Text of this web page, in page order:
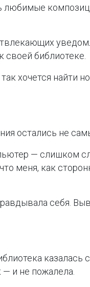
любимые
своей библиотеке.
хочется найти
остались не
— слишком
меня, как
себя.
казалась
и не пожалела.